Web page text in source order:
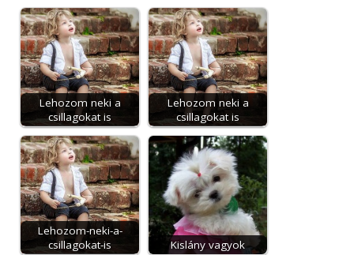
Lehozom neki a
csillagokat is
Lehozom neki a
csillagokat is
Lehozom-neki-a-
csillagokat-is
Kislány vagyok